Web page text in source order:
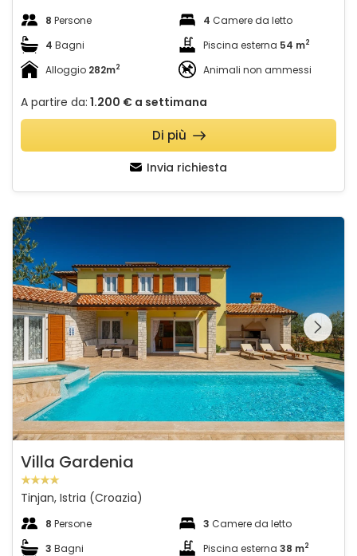
8 Persone 4 Camere da letto
4 Bagni Piscina esterna 54 m2
Alloggio 282m2 Animali non ammessi
A partire da: 1.200 € a settimana
Invia richiesta
Di più
Villa Gardenia
Guardate l'intera
galleria sulla
Villa Gardenia
Tinjan, Istria (Croazia)
8 Persone 3 Camere da letto
3 Bagni Piscina esterna 38 m2